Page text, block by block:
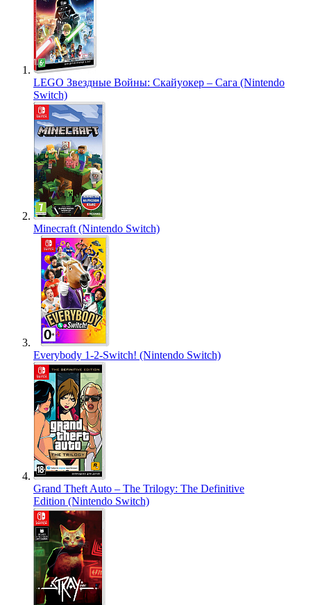
LEGO Звездные Войны: Скайуокер – Сага (Nintendo
Switch)
Minecraft (Nintendo Switch)
Everybody 1-2-Switch! (Nintendo Switch)
Grand Theft Auto – The Trilogy: The Definitive
Edition (Nintendo Switch)